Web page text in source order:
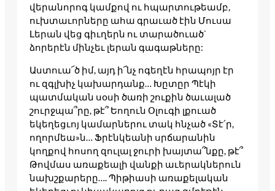
վերանորոգ կամքով ու հպարտութեամբ,
ուխտաւորները ահա գրաւած էին Մուսա
Լերան վեց գիւղերն ու տարածուած`
ձորերէն մինչեւ լերան գագաթները:
Աստուա՜ծ իմ, այդ ի՜նչ ոգեղէն հրապոյր էր
ու զգլխիչ կախարդանք… Խըտըր Պէկի
պատմական սօսի ծառի շուքին ծաւալած
շուրջպա՞րը, թէ՞ Եողուն Օլուգի լքուած
եկեղեցւոյ կամարներու տակ հնչած «Տէ՛ր,
ողորմեա»ն… Ֆրէնկեանի սրճարանին
կողքով հոսող զուլալ ջուրի խայտա՞նքը, թէ՞
Թովմաս առաքեալի վանքի աւերակներուն
նախշքարերը…. Պիթիասի առաքելական